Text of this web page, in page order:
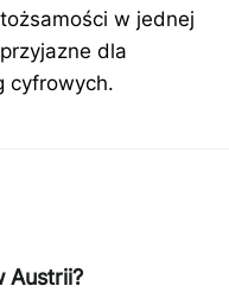
w jednej
dla
cyfrowych.
Austrii?